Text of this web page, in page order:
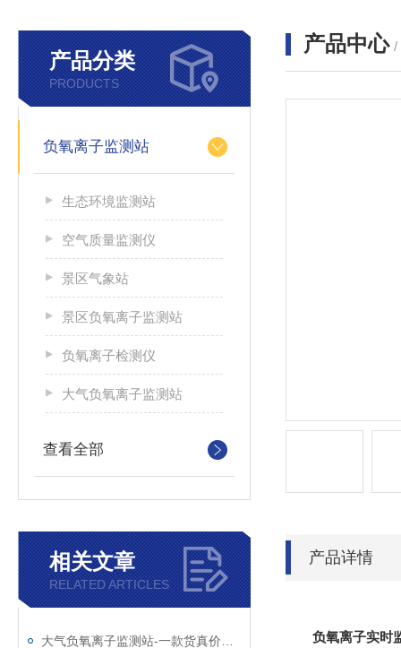
产品分类
PRODUCTS
负氧离子监测站
生态环境监测站
空气质量监测仪
景区气象站
景区负氧离子监测站
负氧离子检测仪
大气负氧离子监测站
查看全部
相关文章
RELATED ARTICLES
产品中心 /
产品详情
负氧离子实时